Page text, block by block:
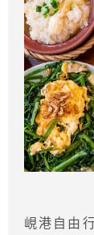
峴港自由